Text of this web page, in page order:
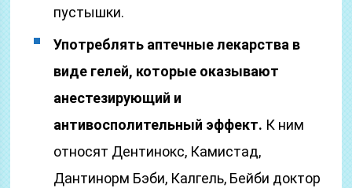
пустышки.
Употреблять аптечные лекарства в
виде гелей, которые оказывают
анестезирующий и
антивосполительный эффект. К ним
относят Дентинокс, Камистад,
Дантинорм Бэби, Калгель, Бейби доктор